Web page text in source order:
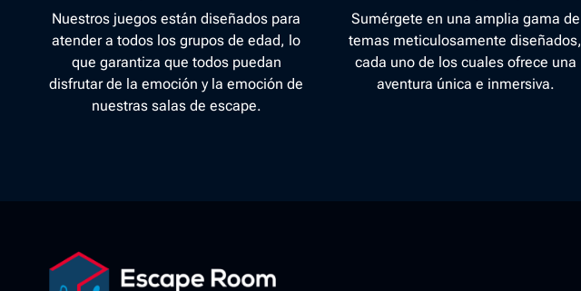
Nuestros juegos están diseñados para
atender a todos los grupos de edad, lo
que garantiza que todos puedan
disfrutar de la emoción y la emoción de
nuestras salas de escape.
Sumérgete en una amplia gama de
temas meticulosamente diseñados,
cada uno de los cuales ofrece una
aventura única e inmersiva.